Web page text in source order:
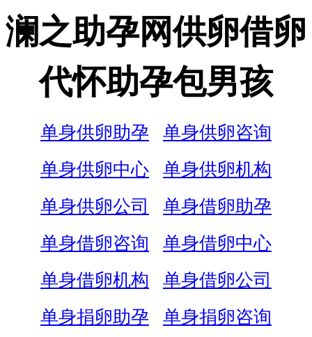
澜之助孕网供卵借卵
代怀助孕包男孩
单身供卵助孕
单身供卵咨询
单身供卵中心
单身供卵机构
单身供卵公司
单身借卵助孕
单身借卵咨询
单身借卵中心
单身借卵机构
单身借卵公司
单身捐卵助孕
单身捐卵咨询